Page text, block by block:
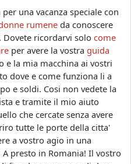
una vacanza speciale con
rumeneda conoscere
Dovete ricordarvi solo come
per avere la vostra guida
e la mia macchina ai vostri
dove e come funziona li a
e soldi. Cosi non vedete la
e tramite il mio aiuto
che cercate senza avere
tutte le porte della citta'
a vostro agio in una
presto in Romania! Il vostro